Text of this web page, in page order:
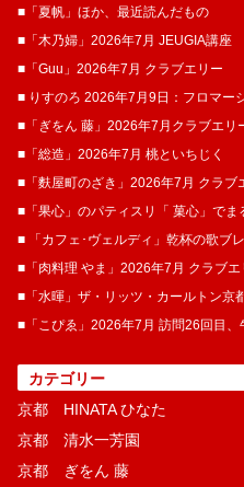
■「夏帆」ほか、最近読んだもの
■「木乃婦」2026年7月 JEUGIA講座
■「Guu」2026年7月 クラブエリー
■ りすのろ 2026年7月9日：フロマー
■「ぎをん 藤」2026年7月クラブエリ
■「総造」2026年7月 桃といちじく
■「麩屋町のざき」2026年7月 クラブ
■「果心」のパティスリ「 菓​心」でま
■ 「カフェ･ヴェルディ」乾杯の歌ブ
■「肉料理 やま」2026年7月 クラブエ
■「水暉」ザ・リッツ・カールトン京
■「こぴゑ」2026年7月 訪問26回目、
カテゴリー
京都 HINATA ひなた
京都 清水一芳園
京都 ぎをん 藤